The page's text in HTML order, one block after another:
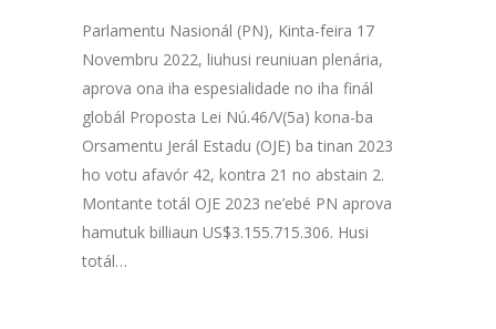
Parlamentu Nasionál (PN), Kinta-feira 17
Novembru 2022, liuhusi reuniuan plenária,
aprova ona iha espesialidade no iha finál
globál Proposta Lei Nú.46/V(5a) kona-ba
Orsamentu Jerál Estadu (OJE) ba tinan 2023
ho votu afavór 42, kontra 21 no abstain 2.
Montante totál OJE 2023 ne’ebé PN aprova
hamutuk billiaun US$3.155.715.306. Husi
totál…